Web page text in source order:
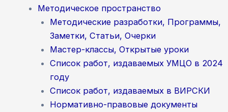
Методическое пространство
Методические разработки, Программы,
Заметки, Статьи, Очерки
Мастер-классы, Открытые уроки
Список работ, издаваемых УМЦО в 2024
году
Список работ, издаваемых в ВИРСКИ
Нормативно-правовые документы